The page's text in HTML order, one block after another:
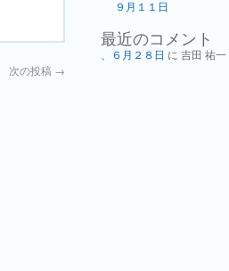
次の投稿 →
９月１１日
最近のコメント
、６月２８日 に 吉田 祐一